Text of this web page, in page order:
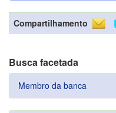
Compartilhamento
Busca facetada
Membro da banca